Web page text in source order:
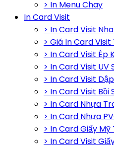
> In Menu Chay
In Card Visit
> In Card Visit
> Giá In Card
> In Card Visit Ép
> In Card Visit UV
> In Card Visit
> In Card Visit Bồi
> In Card Nhựa
> In Card Nhựa
> In Card Giấy Mỹ
> In Card Visit